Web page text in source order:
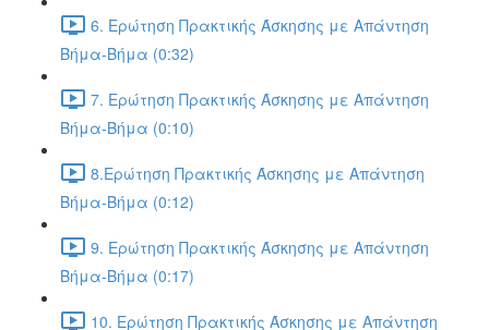
6. Ερώτηση Πρακτικής Άσκησης με Απάντηση
Βήμα-Βήμα (0:32)
7. Ερώτηση Πρακτικής Άσκησης με Απάντηση
Βήμα-Βήμα (0:10)
8.Ερώτηση Πρακτικής Άσκησης με Απάντηση
Βήμα-Βήμα (0:12)
9. Ερώτηση Πρακτικής Άσκησης με Απάντηση
Βήμα-Βήμα (0:17)
10. Ερώτηση Πρακτικής Άσκησης με Απάντηση